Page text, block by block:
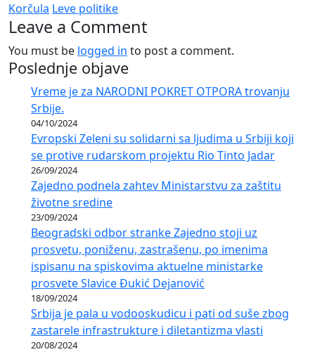
Korčula Leve politike
Leave a Comment
You must be logged in to post a comment.
Poslednje objave
Vreme je za NARODNI POKRET OTPORA trovanju
Srbije.
04/10/2024
Evropski Zeleni su solidarni sa ljudima u Srbiji koji
se protive rudarskom projektu Rio Tinto Jadar
26/09/2024
Zajedno podnela zahtev Ministarstvu za zaštitu
životne sredine
23/09/2024
Beogradski odbor stranke Zajedno stoji uz
prosvetu, poniženu, zastrašenu, po imenima
ispisanu na spiskovima aktuelne ministarke
prosvete Slavice Đukić Dejanović
18/09/2024
Srbija je pala u vodooskudicu i pati od suše zbog
zastarele infrastrukture i diletantizma vlasti
20/08/2024